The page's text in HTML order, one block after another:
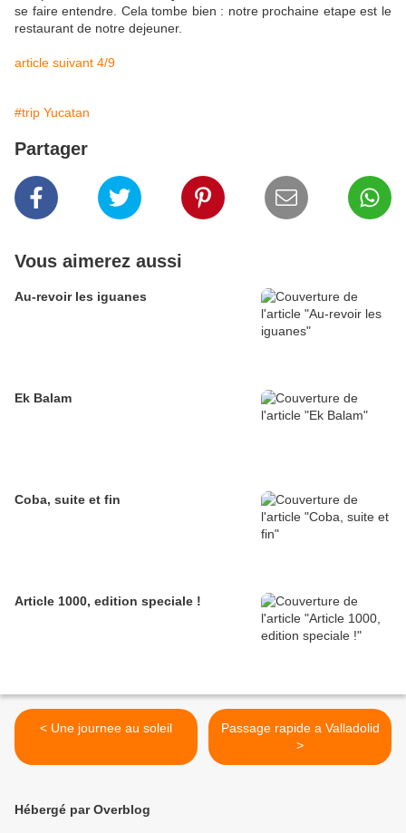
se faire entendre. Cela tombe bien : notre prochaine etape est le
restaurant de notre dejeuner.
article suivant 4/9
#trip Yucatan
Partager
Vous aimerez aussi
Au-revoir les iguanes
Ek Balam
Coba, suite et fin
Article 1000, edition speciale !
< Une journee au soleil
Passage rapide a Valladolid
>
Hébergé par Overblog